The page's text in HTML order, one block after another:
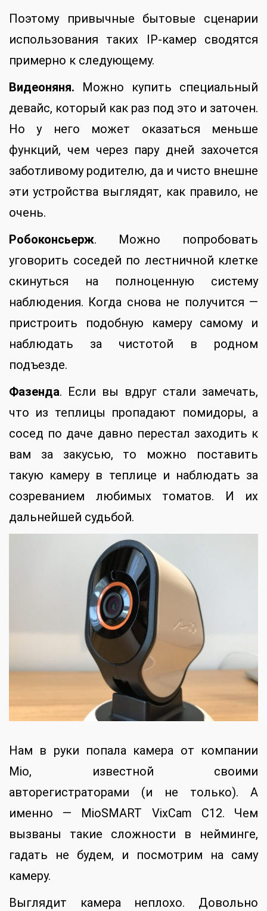
Поэтому привычные бытовые сценарии
использования таких IP-камер сводятся
примерно к следующему.
Видеоняня. Можно купить специальный
девайс, который как раз под это и заточен.
Но у него может оказаться меньше
функций, чем через пару дней захочется
заботливому родителю, да и чисто внешне
эти устройства выглядят, как правило, не
очень.
Робоконсьерж. Можно попробовать
уговорить соседей по лестничной клетке
скинуться на полноценную систему
наблюдения. Когда снова не получится —
пристроить подобную камеру самому и
наблюдать за чистотой в родном
подъезде.
Фазенда. Если вы вдруг стали замечать,
что из теплицы пропадают помидоры, а
сосед по даче давно перестал заходить к
вам за закусью, то можно поставить
такую камеру в теплице и наблюдать за
созреванием любимых томатов. И их
дальнейшей судьбой.
Нам в руки попала камера от компании
Mio, известной своими
авторегистраторами (и не только). А
именно — MioSMART VixCam C12. Чем
вызваны такие сложности в нейминге,
гадать не будем, и посмотрим на саму
камеру.
Выглядит камера неплохо. Довольно